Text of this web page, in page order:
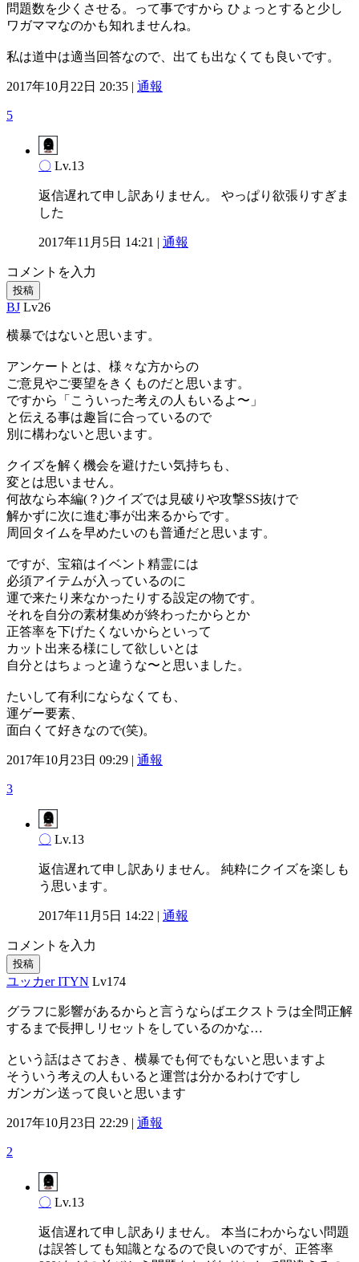
問題数を少くさせる。って事ですから ひょっとすると少し
ワガママなのかも知れませんね。
私は道中は適当回答なので、出ても出なくても良いです。
2017年10月22日 20:35 | 通報
5
〇 Lv.13
返信遅れて申し訳ありません。 やっぱり欲張りすぎま
した
2017年11月5日 14:21 | 通報
コメントを入力
投稿
BJ Lv26
横暴ではないと思います。
アンケートとは、様々な方からの
ご意見やご要望をきくものだと思います。
ですから「こういった考えの人もいるよ〜」
と伝える事は趣旨に合っているので
別に構わないと思います。
クイズを解く機会を避けたい気持ちも、
変とは思いません。
何故なら本編(？)クイズでは見破りや攻撃SS抜けで
解かずに次に進む事が出来るからです。
周回タイムを早めたいのも普通だと思います。
ですが、宝箱はイベント精霊には
必須アイテムが入っているのに
運で来たり来なかったりする設定の物です。
それを自分の素材集めが終わったからとか
正答率を下げたくないからといって
カット出来る様にして欲しいとは
自分とはちょっと違うな〜と思いました。
たいして有利にならなくても、
運ゲー要素、
面白くて好きなので(笑)。
2017年10月23日 09:29 | 通報
3
〇 Lv.13
返信遅れて申し訳ありません。 純粋にクイズを楽しも
う思います。
2017年11月5日 14:22 | 通報
コメントを入力
投稿
ユッカer ITYN Lv174
グラフに影響があるからと言うならばエクストラは全問正解
するまで長押しリセットをしているのかな…
という話はさておき、横暴でも何でもないと思いますよ
そういう考えの人もいると運営は分かるわけですし
ガンガン送って良いと思います
2017年10月23日 22:29 | 通報
2
〇 Lv.13
返信遅れて申し訳ありません。 本当にわからない問題
は誤答しても知識となるので良いのですが、正答率